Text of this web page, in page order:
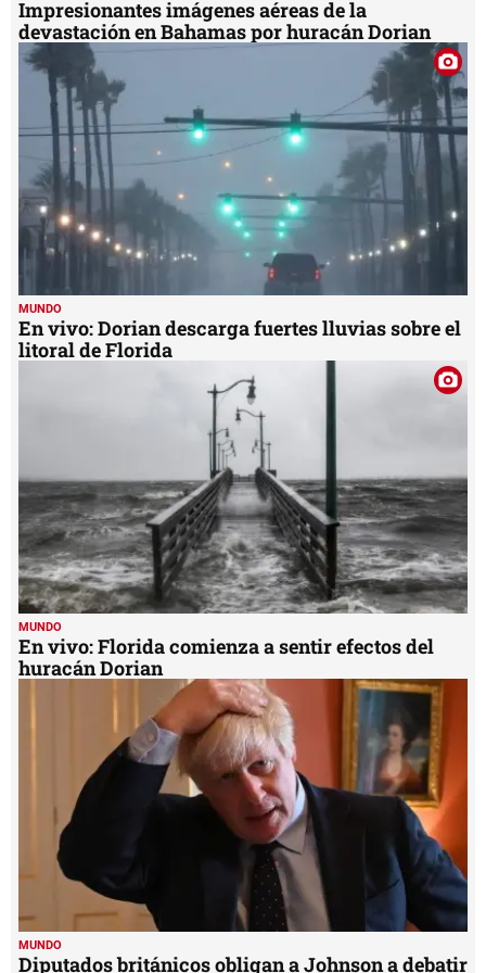
Impresionantes imágenes aéreas de la
devastación en Bahamas por huracán Dorian
MUNDO
En vivo: Dorian descarga fuertes lluvias sobre el
litoral de Florida
MUNDO
En vivo: Florida comienza a sentir efectos del
huracán Dorian
MUNDO
Diputados británicos obligan a Johnson a debatir